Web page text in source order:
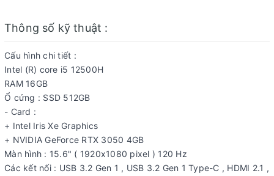
Thông số kỹ thuật :
Cấu hình chi tiết :
Intel (R) core i5 12500H
RAM 16GB
Ổ cứng : SSD 512GB
- Card :
+ Intel Iris Xe Graphics
+ NVIDIA GeForce RTX 3050 4GB
Màn hình : 15.6" ( 1920x1080 pixel ) 120 Hz
Các kết nối : USB 3.2 Gen 1 , USB 3.2 Gen 1 Type-C , HDMI 2.1 ,